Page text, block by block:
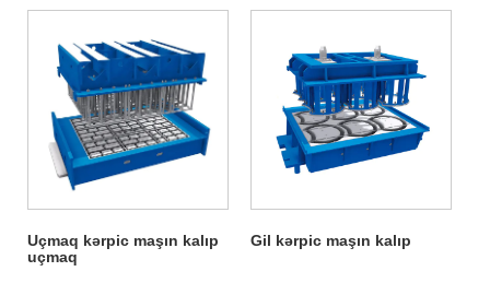
Uçmaq kərpic maşın kalıp
uçmaq
Gil kərpic maşın kalıp